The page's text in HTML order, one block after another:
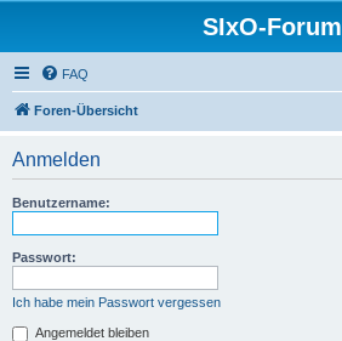
SIxO-Forum
FAQ
Foren-Übersicht
Anmelden
Benutzername:
Passwort:
Ich habe mein Passwort vergessen
Angemeldet bleiben